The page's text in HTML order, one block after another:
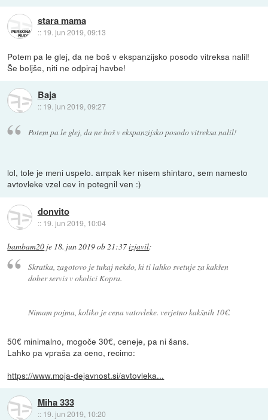
stara mama
:: 19. jun 2019, 09:13
Potem pa le glej, da ne boš v ekspanzijsko posodo vitreksa nalil!
Še boljše, niti ne odpiraj havbe!
Baja
:: 19. jun 2019, 09:27
Potem pa le glej, da ne boš v ekspanzijsko posodo vitreksa nalil!
lol, tole je meni uspelo. ampak ker nisem shintaro, sem namesto
avtovleke vzel cev in potegnil ven :)
donvito
:: 19. jun 2019, 10:04
bambam20 je 18. jun 2019 ob 21:37izjavil:
Skratka, zagotovo je tukaj nekdo, ki ti lahko svetuje za kakšen
dober servis v okolici Kopra.
Nimam pojma, koliko je cena vatovleke. verjetno kakšnih 10€.
50€ minimalno, mogoče 30€, ceneje, pa ni šans.
Lahko pa vpraša za ceno, recimo:
https://www.moja-dejavnost.si/avtovleka...
Miha 333
:: 19. jun 2019, 10:20